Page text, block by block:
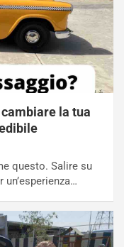
la tua
questo. Salire su